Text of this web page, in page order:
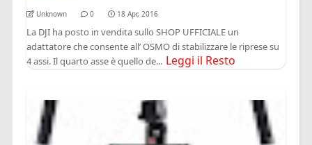
Unknown 0 18 Apr, 2016
La DJI ha posto in vendita sullo SHOP UFFICIALE un
adattatore che consente all’ OSMO di stabilizzare le riprese su
4 assi. Il quarto asse è quello de... Leggi il Resto